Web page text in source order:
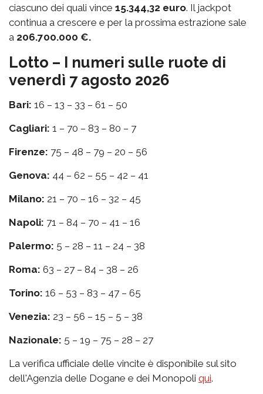
ciascuno dei quali vince 15.344,32 euro. Il jackpot
continua a crescere e per la prossima estrazione sale
a 206.700.000 €.
Lotto – I numeri sulle ruote di
venerdì 7 agosto 2026
Bari: 16 – 13 – 33 – 61 – 50
Cagliari: 1 – 70 – 83 – 80 – 7
Firenze: 75 – 48 – 79 – 20 – 56
Genova: 44 – 62 – 55 – 42 – 41
Milano: 21 – 70 – 16 – 32 – 45
Napoli: 71 – 84 – 70 – 41 – 16
Palermo: 5 – 28 – 11 – 24 – 38
Roma: 63 – 27 – 84 – 38 – 26
Torino: 16 – 53 – 83 – 47 – 65
Venezia: 23 – 56 – 15 – 5 – 38
Nazionale: 5 – 19 – 75 – 28 – 27
La verifica ufficiale delle vincite è disponibile sul sito
dell'Agenzia delle Dogane e dei Monopoli qui.